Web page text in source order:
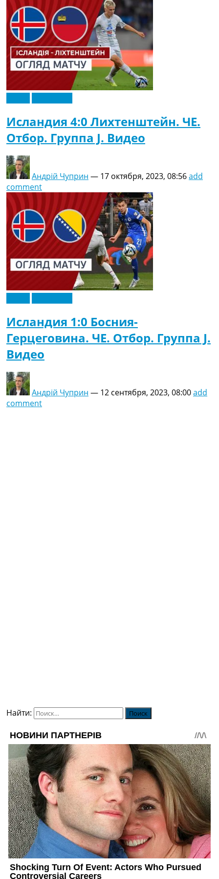
Исландия 4:0 Лихтенштейн. ЧЕ.
Отбор. Группа J. Видео
Андрій Чуприн — 17 октября, 2023, 08:56add
comment
Исландия 1:0 Босния-
Герцеговина. ЧЕ. Отбор. Группа J.
Видео
Андрій Чуприн — 12 сентября, 2023, 08:00add
comment
Найти: